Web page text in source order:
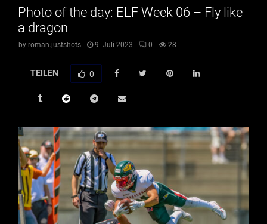
Photo of the day: ELF Week 06 – Fly like
a dragon
by roman.justshots 9. Juli 2023 0 28
TEILEN 0